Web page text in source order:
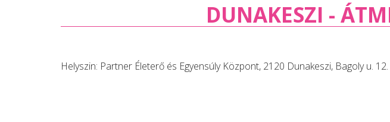
DUNAKESZI -
Helyszin: Partner Életerő és Egyensúly Központ, 2120 Dunakeszi, Bagoly u. 12.